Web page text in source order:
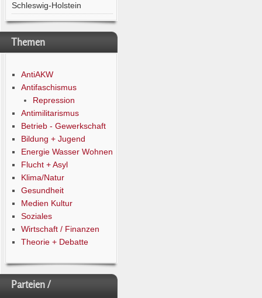
Schleswig-Holstein
Themen
AntiAKW
Antifaschismus
Repression
Antimilitarismus
Betrieb - Gewerkschaft
Bildung + Jugend
Energie Wasser Wohnen
Flucht + Asyl
Klima/Natur
Gesundheit
Medien Kultur
Soziales
Wirtschaft / Finanzen
Theorie + Debatte
Parteien /